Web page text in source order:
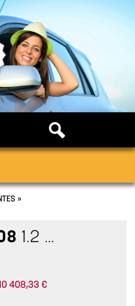
»
1.2 PURETECH 100 S&S ACTIVE
408,33 €